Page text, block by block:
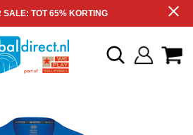
SALE: TOT 65% KORTING